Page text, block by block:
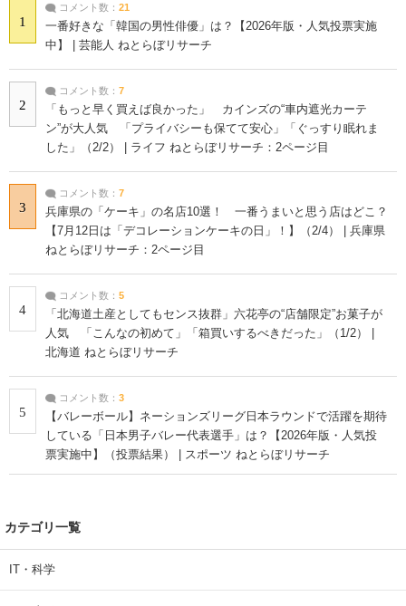
1
コメント数： 21
一番好きな「韓国の男性俳優」は？【2026年版・人気投票実施
中】 | 芸能人 ねとらぼリサーチ
2
コメント数： 7
「もっと早く買えば良かった」 カインズの“車内遮光カーテ
ン”が大人気 「プライバシーも保てて安心」「ぐっすり眠れま
した」（2/2） | ライフ ねとらぼリサーチ：2ページ目
3
コメント数： 7
兵庫県の「ケーキ」の名店10選！ 一番うまいと思う店はどこ？
【7月12日は「デコレーションケーキの日」！】（2/4） | 兵庫県
ねとらぼリサーチ：2ページ目
4
コメント数： 5
「北海道土産としてもセンス抜群」六花亭の“店舗限定”お菓子が
人気 「こんなの初めて」「箱買いするべきだった」（1/2） |
北海道 ねとらぼリサーチ
5
コメント数： 3
【バレーボール】ネーションズリーグ日本ラウンドで活躍を期待
している「日本男子バレー代表選手」は？【2026年版・人気投
票実施中】（投票結果） | スポーツ ねとらぼリサーチ
カテゴリ一覧
IT・科学